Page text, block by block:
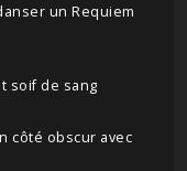
un Requiem
soif de sang
côté obscur avec